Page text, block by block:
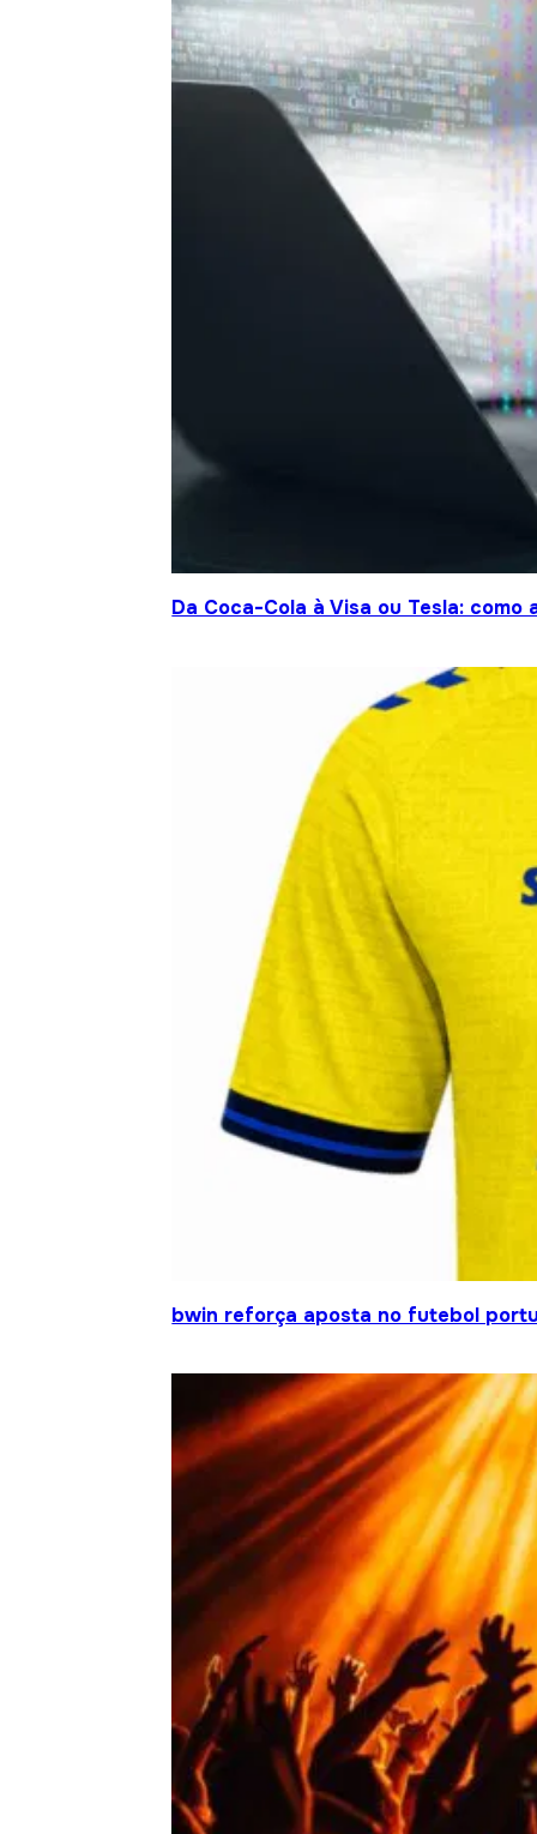
Da Coca-Cola à Visa ou Tesla:
bwin reforça aposta no futebol